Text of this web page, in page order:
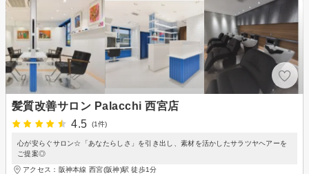
髪質改善サロン Palacchi 西宮店
4.5
(1件)
心が安らぐサロン☆「あなたらしさ」を引き出し、素材を活かしたサラツヤヘアーを
ご提案◎
アクセス：阪神本線 西宮(阪神)駅 徒歩1分